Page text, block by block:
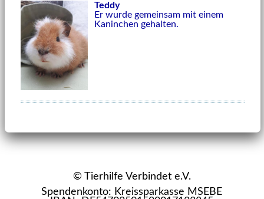
Teddy
Er wurde gemeinsam mit einem
Kaninchen gehalten.
© Tierhilfe Verbindet e.V.
Spendenkonto: Kreissparkasse MSEBE